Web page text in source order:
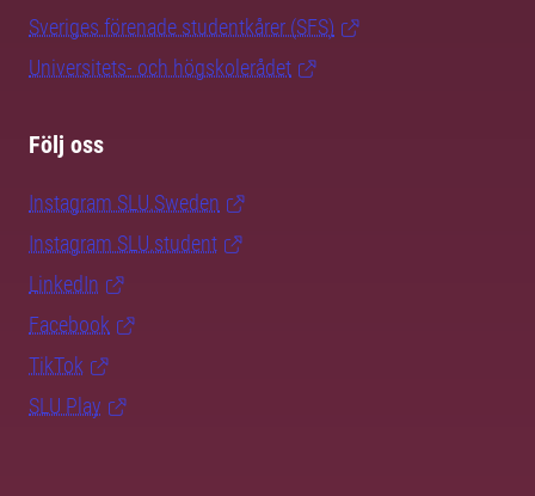
Sveriges förenade studentkårer (SFS)
Universitets- och högskolerådet
Följ oss
Instagram SLU.Sweden
Instagram SLU.student
LinkedIn
Facebook
TikTok
SLU Play